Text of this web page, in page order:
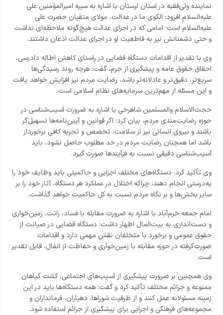
نماینده ولی‌فقیه در استان لرستان با اشاره به سیره امیرالمؤمنین علی
علیه‌السلام افزود: الگوی ما در عدالت، مولای متقیان حضرت علی
علیه‌السلام است؛ امامی که در اجرای عدالت هیچ‌گونه ملاحظه‌ای نداشت
و حتی دشمنانش نیز به قاطعیت او در اجرای عدالت اذعان داشتند.
وی با تقدیر از اقدامات دستگاه قضایی در راستای کاهش اطاله دادرسی،
احقاق حقوق عامه و پیشگیری از جرم، گفت: هرچه روند رسیدگی‌ها
سریع‌تر، دقیق‌تر و عادلانه‌تر باشد، رضایت مردم نیز افزایش خواهد یافت
و این مسئله از مهم‌ترین سرمایه‌های نظام اسلامی است.
حجت‌الاسلام والمسلمین شاهرخی با اشاره به ضرورت آسیب‌شناسی در
حوزه رضایت‌مندی مردم، بیان کرد: اگر قوانین و آیین‌نامه‌ها تسهیل‌گر
باشند و نیروی انسانی نیز از سلامت، تخصص و تجربه کافی برخوردار
باشد اما همچنان رضایت مردم در حد مطلوب حاصل نشود، باید
آسیب‌شناسی دقیقی نسبت به فرآیندها صورت گیرد.
وی تأکید کرد: دستگاه‌های مختلف اجرایی و حاکمیتی باید وظایف خود را
به‌درستی انجام دهند، چراکه اختلال در عملکرد هر دستگاه، آثار خود را بر
سایر بخش‌ها و بر نگاه مردم نسبت به کل حاکمیت خواهد گذاشت.
امام جمعه خرم‌آباد با اشاره به ضرورت مقابله با فساد، رانت، زمین‌خواری
و دست‌اندازی به بیت‌المال اظهار داشت: دستگاه قضایی در صیانت از
حقوق عمومی و برخورد با متخلفان نقش مهمی دارد و اقدامات
صورت‌گرفته در حوزه مقابله با زمین‌خواری و حفاظت از انفال، قابل تقدیر
است.
وی همچنین بر ضرورت پیشگیری از آسیب‌های اجتماعی، کشت گیاهان
ممنوعه و جرائم مختلف تأکید کرد و گفت: همه دستگاه‌ها باید در این
زمینه مسئولانه عمل کنند و از ظرفیت شوراها، دهیاران، فرمانداران و
مجموعه‌های فرهنگی و اجرایی برای پیشگیری از جرائم استفاده شود.